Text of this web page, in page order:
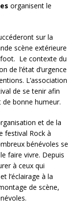
organisent le
sur la
scène extérieure
Le contexte du
de l’état d’urgence
L’association
de se tenir afin
de bonne humeur.
et de la
festival Rock à
bénévoles se
faire vivre. Depuis
à ceux qui
l’éclairage à la
de scène,